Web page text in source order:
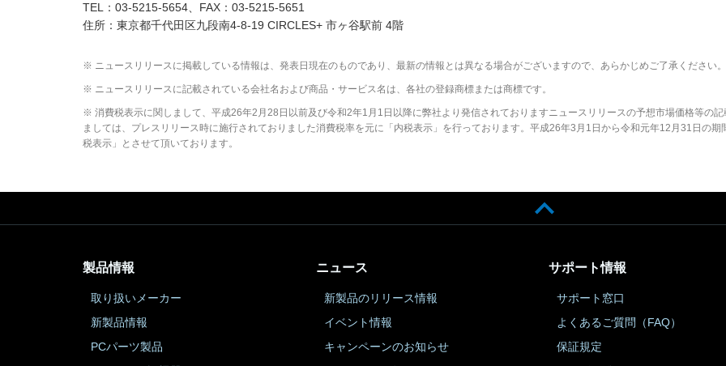
TEL：03-5215-5654、FAX：03-5215-5651
住所：東京都千代田区九段南4-8-19 CIRCLES+ 市ヶ谷駅前 4階
※ ニュースリリースに掲載している情報は、発表日現在のものであり、最新の情報とは異なる場合がございますので、あらかじめご了承ください。
※ ニュースリリースに記載されている会社名および商品・サービス名は、各社の登録商標または商標です。
※ 消費税表示に関しまして、平成26年2月28日以前及び令和2年1月1日以降に弊社より発信されておりますニュースリリースの予想市場価格等の記
ましては、プレスリリース時に施行されておりました消費税率を元に「内税表示」を行っております。平成26年3月1日から令和元年12月31日の期
税表示」とさせて頂いております。
製品情報
取り扱いメーカー
新製品情報
PCパーツ製品
ニュース
新製品のリリース情報
イベント情報
キャンペーンのお知らせ
サポート情報
サポート窓口
よくあるご質問（FAQ）
保証規定